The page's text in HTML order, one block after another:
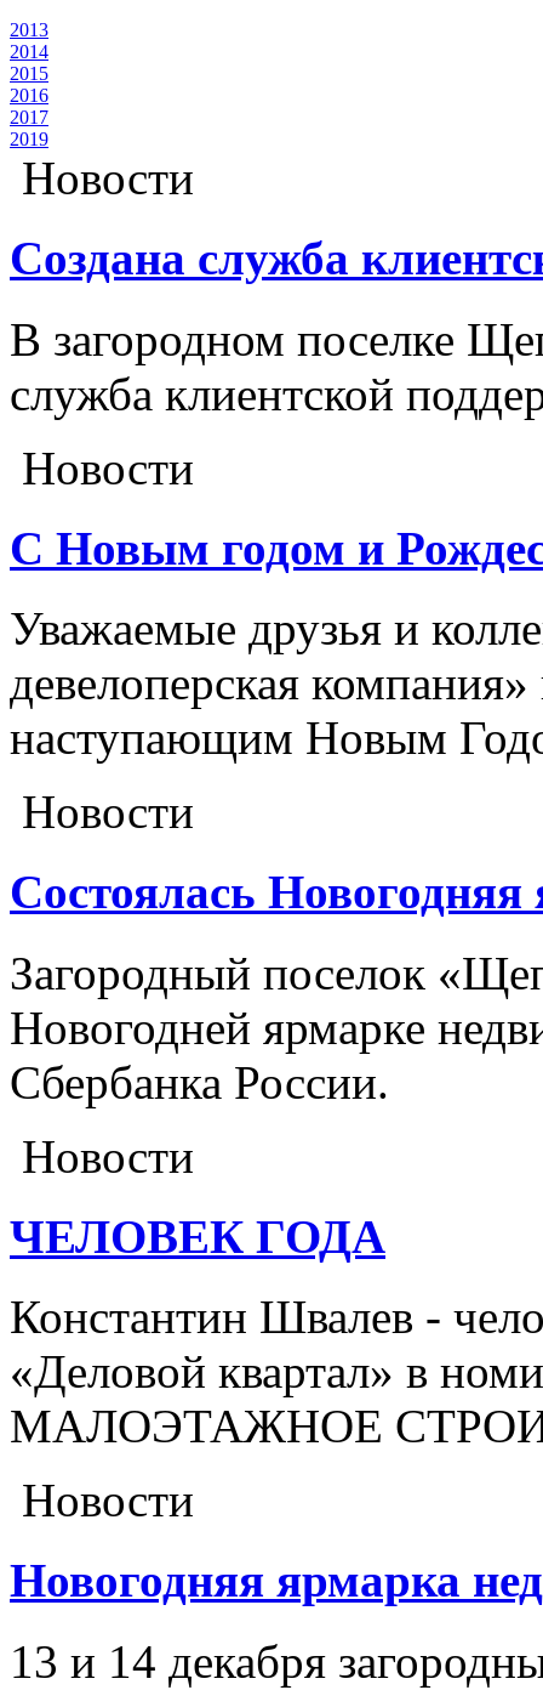
2013
2014
2015
2016
2017
2019
Новости
Создана служба
В загородном поселке
служба клиентской
Новости
С Новым годом и
Уважаемые друзья и
девелоперская компания»
наступающим Новым
Новости
Состоялась
Загородный поселок
Новогодней ярмарке
Сбербанка России.
Новости
ЧЕЛОВЕК ГОДА
Константин Швалев -
«Деловой квартал» в
МАЛОЭТАЖНОЕ
Новости
Новогодняя ярмарка
13 и 14 декабря